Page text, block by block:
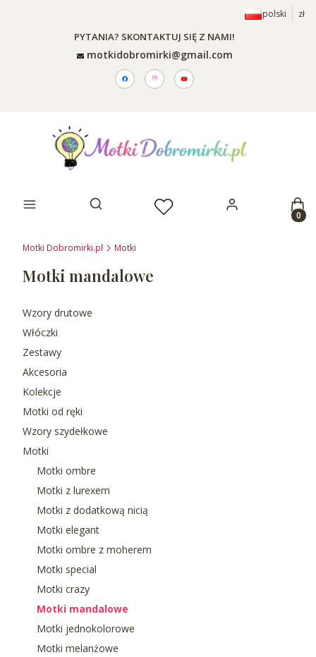
polski zł
PYTANIA? SKONTAKTUJ SIĘ Z NAMI!
motkidobromirki@gmail.com
Otwórz wyszukiwarkę
Motki Dobromirki.pl Motki
Motki mandalowe
Wzory drutowe
Włóczki
Zestawy
Akcesoria
Kolekcje
Motki od ręki
Wzory szydełkowe
Motki
Motki ombre
Motki z lurexem
Motki z dodatkową nicią
Motki elegant
Motki ombre z moherem
Motki special
Motki crazy
Motki mandalowe
Motki jednokolorowe
Motki melanżowe